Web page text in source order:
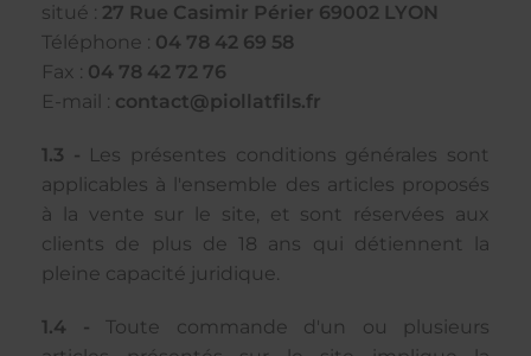
situé : 27 Rue Casimir Périer 69002 LYON
Téléphone : 04 78 42 69 58
Fax : 04 78 42 72 76
E-mail : contact@piollatfils.fr
1.3 - Les présentes conditions générales sont
applicables à l'ensemble des articles proposés
à la vente sur le site, et sont réservées aux
clients de plus de 18 ans qui détiennent la
pleine capacité juridique.
1.4 - Toute commande d'un ou plusieurs